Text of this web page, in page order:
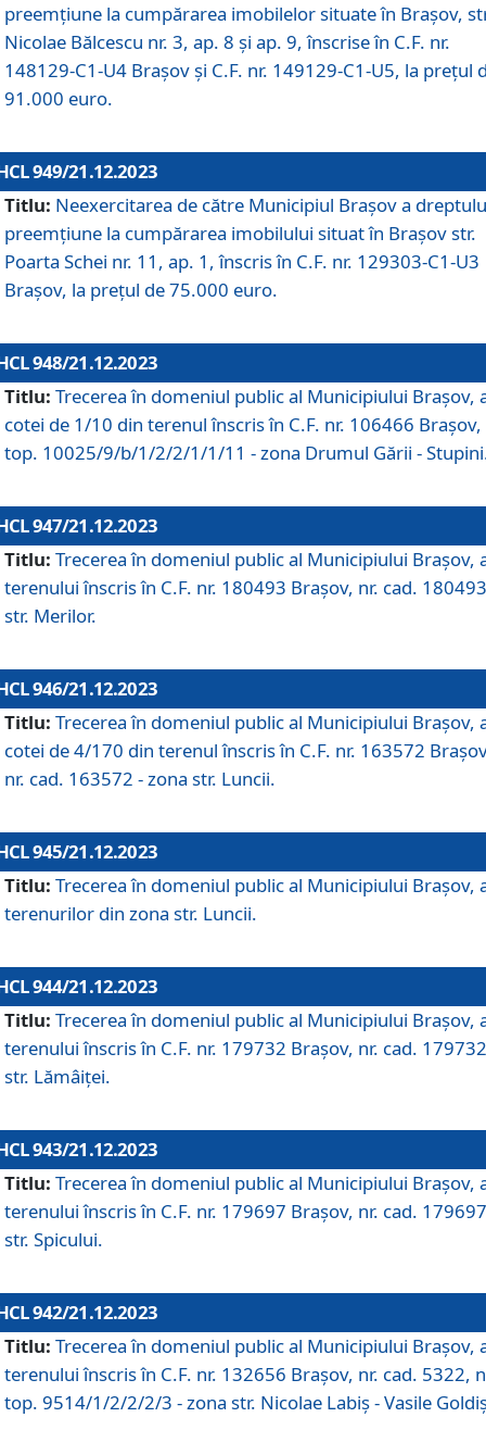
preemțiune la cumpărarea imobilelor situate în Brașov,
Nicolae Bălcescu nr. 3, ap. 8 și ap. 9, înscrise în C.F. nr.
148129-C1-U4 Brașov și C.F. nr. 149129-C1-U5, la prețul
91.000 euro.
949/21.12.2023
Titlu: Neexercitarea de către Municipiul Brașov a
preemțiune la cumpărarea imobilului situat în Brașov str.
Poarta Schei nr. 11, ap. 1, înscris în C.F. nr. 129303-C1-U3
Brașov, la prețul de 75.000 euro.
948/21.12.2023
Titlu: Trecerea în domeniul public al Municipiului Braşov,
cotei de 1/10 din terenul înscris în C.F. nr. 106466 Brașov,
top. 10025/9/b/1/2/2/1/1/11 - zona Drumul Gării -
947/21.12.2023
Titlu: Trecerea în domeniul public al Municipiului Braşov,
terenului înscris în C.F. nr. 180493 Brașov, nr. cad.
str. Merilor.
946/21.12.2023
Titlu: Trecerea în domeniul public al Municipiului Braşov,
cotei de 4/170 din terenul înscris în C.F. nr. 163572
nr. cad. 163572 - zona str. Luncii.
945/21.12.2023
Titlu: Trecerea în domeniul public al Municipiului Braşov,
terenurilor din zona str. Luncii.
944/21.12.2023
Titlu: Trecerea în domeniul public al Municipiului Braşov,
terenului înscris în C.F. nr. 179732 Brașov, nr. cad.
str. Lămâiței.
943/21.12.2023
Titlu: Trecerea în domeniul public al Municipiului Braşov,
terenului înscris în C.F. nr. 179697 Brașov, nr. cad.
str. Spicului.
942/21.12.2023
Titlu: Trecerea în domeniul public al Municipiului Braşov,
terenului înscris în C.F. nr. 132656 Brașov, nr. cad. 5322,
top. 9514/1/2/2/2/3 - zona str. Nicolae Labiș - Vasile